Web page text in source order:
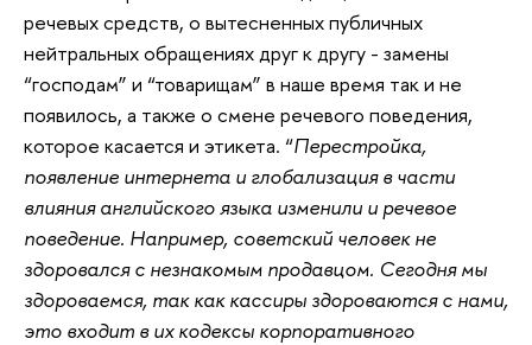
речевых средств, о вытесненных публичных
нейтральных обращениях друг к другу - замены
“господам” и “товарищам” в наше время так и не
появилось, а также о смене речевого поведения,
которое касается и этикета. “Перестройка,
появление интернета и глобализация в части
влияния английского языка изменили и речевое
поведение. Например, советский человек не
здоровался с незнакомым продавцом. Сегодня мы
здороваемся, так как кассиры здороваются с нами,
это входит в их кодексы корпоративного